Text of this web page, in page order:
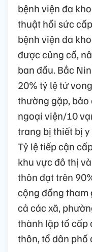
bệnh viện đa
thuật hồi sức
bệnh viện đa
được củng cố,
ban đầu. Bắc
20% tỷ lệ tử
thường gặp, bảo
ngoại viện/10
trang bị thiết bị y
Tỷ lệ tiếp cận
khu vực đô thị
thôn đạt trên
cộng đồng
cả các xã,
thành lập tổ cấp
thôn, tổ dân phố